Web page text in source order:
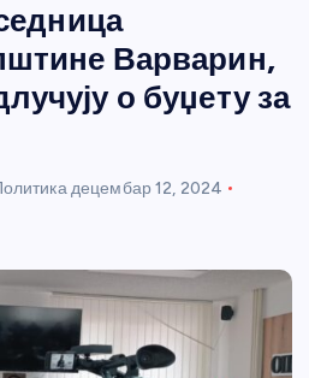
портал
Варварин,
о буџету за
децембар 12, 2024